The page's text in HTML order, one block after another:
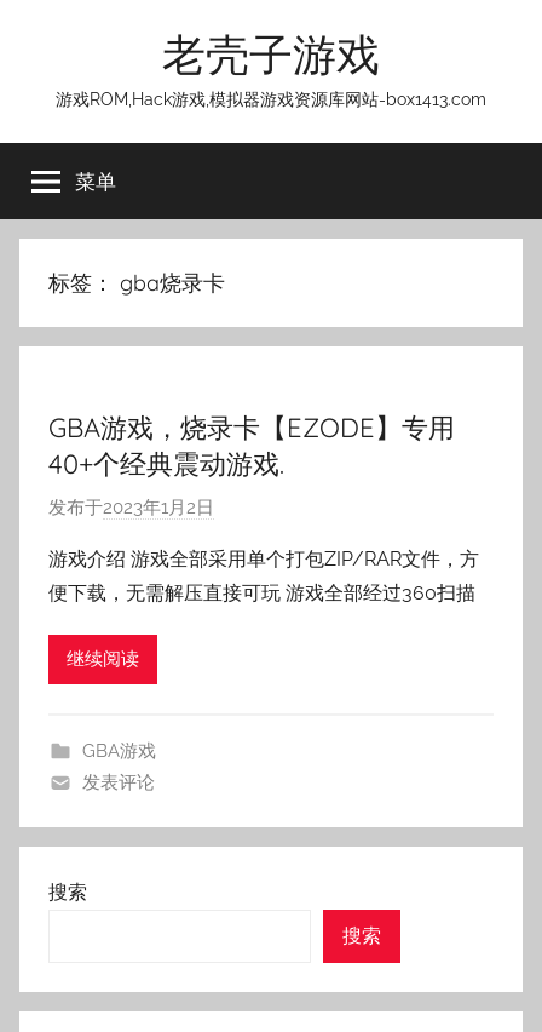
老壳子游戏
游戏ROM,Hack游戏,模拟器游戏资源库网站-box1413.com
菜单
标签： gba烧录卡
GBA游戏，烧录卡【EZODE】专用
40+个经典震动游戏.
发布于2023年1月2日
:
老
游戏介绍 游戏全部采用单个打包ZIP/RAR文件，方
便下载，无需解压直接可玩 游戏全部经过360扫描
继续阅读
GBA游戏
发表评论
搜索
搜索